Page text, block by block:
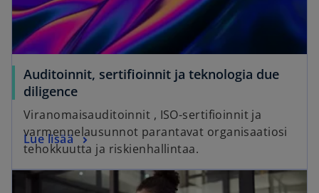
Auditoinnit, sertifioinnit ja teknologia due
diligence
Viranomaisauditoinnit , ISO-sertifioinnit ja
varmennelausunnot parantavat organisaatiosi
tehokkuutta ja riskienhallintaa.
Lue lisää